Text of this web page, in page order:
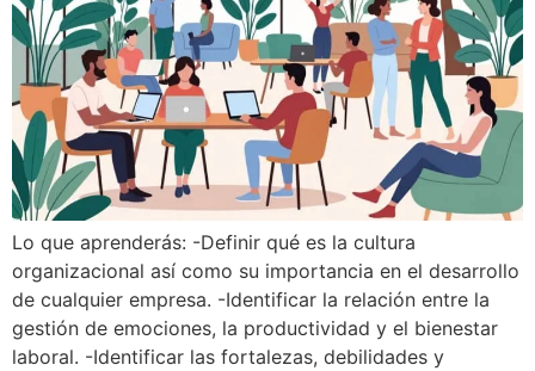
Lo que aprenderás: -Definir qué es la cultura
organizacional así como su importancia en el desarrollo
de cualquier empresa. -Identificar la relación entre la
gestión de emociones, la productividad y el bienestar
laboral. -Identificar las fortalezas, debilidades y